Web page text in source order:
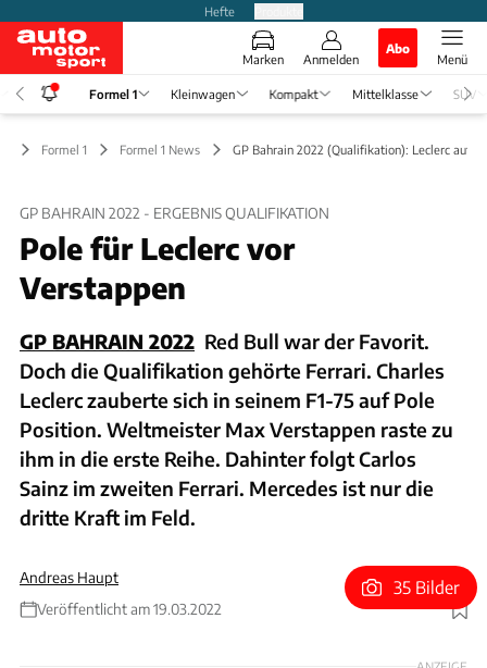
Hefte
Marken Anmelden
Abo
Menü
Formel 1 Kleinwagen Kompakt Mittelklasse SUV
Formel 1 Formel 1 News GP Bahrain 2022 (Qualifikation): Leclerc auf
GP BAHRAIN 2022 - ERGEBNIS QUALIFIKATION
Pole für Leclerc vor
Verstappen
GP BAHRAIN 2022 Red Bull war der Favorit.
Doch die Qualifikation gehörte Ferrari. Charles
Leclerc zauberte sich in seinem F1-75 auf Pole
Position. Weltmeister Max Verstappen raste zu
ihm in die erste Reihe. Dahinter folgt Carlos
Sainz im zweiten Ferrari. Mercedes ist nur die
dritte Kraft im Feld.
Andreas Haupt
Veröffentlicht am 19.03.2022
Foto: xpb
35 Bilder